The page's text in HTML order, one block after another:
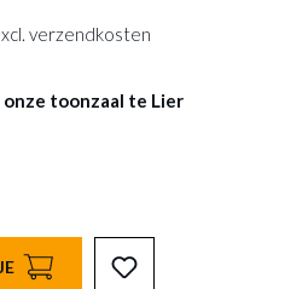
verzendkosten
toonzaal te Lier